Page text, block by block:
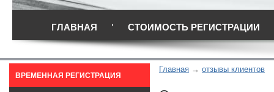
ГЛАВНАЯ СТОИМОСТЬ РЕГИСТРАЦИИ
Главная отзывы клиентов
ВРЕМЕННАЯ РЕГИСТРАЦИЯ